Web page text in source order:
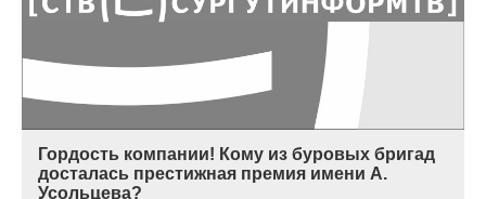
Гордость компании! Кому из буровых бригад
досталась престижная премия имени А.
Усольцева?